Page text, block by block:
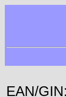
EAN/